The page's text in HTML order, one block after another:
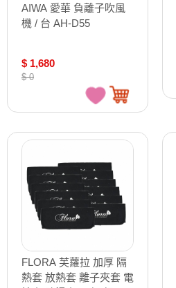
AIWA 愛華 負離子吹風
機 / 台 AH-D55
$ 1,680
$ 0
FLORA 芙蘿拉 加厚 隔
熱套 放熱套 離子夾套 電